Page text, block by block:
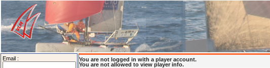
Email : You are not logged in with a player account.
You are not allowed to view player info.